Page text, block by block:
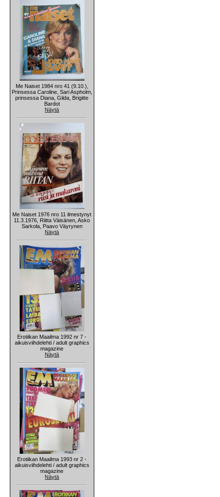
Me Naiset 1984 nro 41 (9.10.),
Prinsessa Caroline, Sari Aspholm,
prinsessa Diana, Gilda, Brigitte
Bardot
Näytä
Me Naiset 1976 nro 11 ilmestynyt
11.3.1976, Riitta Väisänen, Asko
Sarkola, Paavo Väyrynen
Näytä
Erotiikan Maailma 1992 nr 7 -
aikuisviihdelehti / adult graphics
magazine
Näytä
Erotiikan Maailma 1993 nr 2 -
aikuisviihdelehti / adult graphics
magazine
Näytä